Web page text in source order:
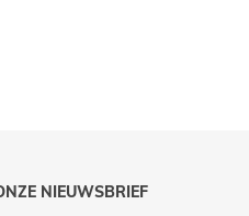
NIEUWSBRIEF